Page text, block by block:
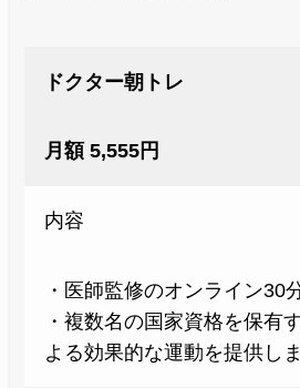
ドクター朝トレ
月額 5,555円
内容
・医師監修のオンライン30
・複数名の国家資格を保有
よる効果的な運動を提供し